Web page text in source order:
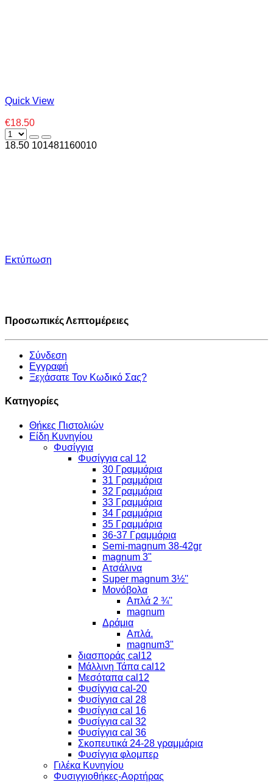
Quick View
€18.50
18.50 101481160010
Εκτύπωση
Προσωπικές Λεπτομέρειες
Σύνδεση
Εγγραφή
Ξεχάσατε Τον Κωδικό Σας?
Κατηγορίες
Θήκες Πιστολιών
Είδη Κυνηγίου
Φυσίγγια
Φυσίγγια cal 12
30 Γραμμάρια
31 Γραμμάρια
32 Γραμμάρια
33 Γραμμάρια
34 Γραμμάρια
35 Γραμμάρια
36-37 Γραμμάρια
Semi-magnum 38-42gr
magnum 3"
Ατσάλινα
Super magnum 3½''
Μονόβολα
Απλά 2 ¾''
magnum
Δράμια
Απλά.
magnum3"
διασποράς cal12
Μάλλινη Τάπα cal12
Μεσόταπα cal12
Φυσίγγια cal-20
Φυσίγγια cal 28
Φυσίγγια cal 16
Φυσίγγια cal 32
Φυσίγγια cal 36
Σκοπευτικά 24-28 γραμμάρια
Φυσίγγια φλομπερ
Γιλέκα Κυνηγίου
Φυσιγγιοθήκες-Αορτήρας